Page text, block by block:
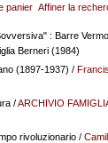
panier Affiner la
: Barre
Berneri (1984)
(1897-1937) /
/ARCHIVIO
rivoluzionario/